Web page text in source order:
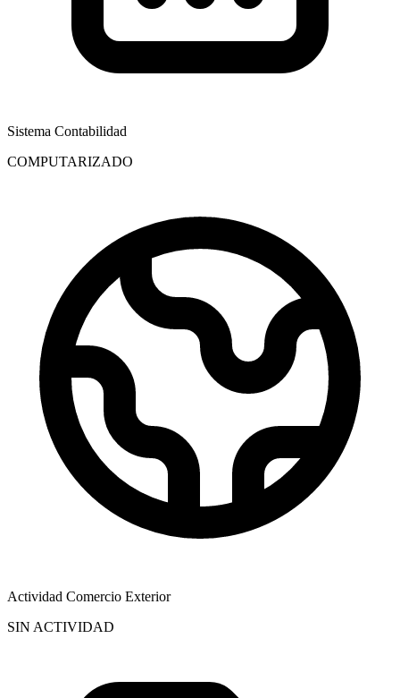
Sistema Contabilidad
COMPUTARIZADO
Actividad Comercio Exterior
SIN ACTIVIDAD